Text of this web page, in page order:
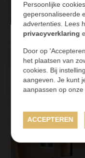
Persoonlijke
gepersonaliseerde
advertenties. Lees
privacyverklaring
Door op
het plaatsen van
cookies. Bij
aangeven. Je kunt
aanpassen op onze
ACCEPTEREN